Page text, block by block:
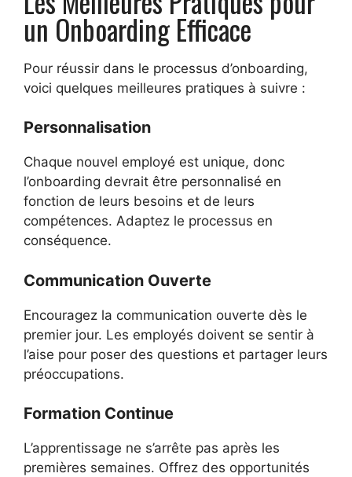
un Onboarding Efficace
Pour réussir dans le processus d’onboarding,
voici quelques meilleures pratiques à suivre :
Personnalisation
Chaque nouvel employé est unique, donc
l’onboarding devrait être personnalisé en
fonction de leurs besoins et de leurs
compétences. Adaptez le processus en
conséquence.
Communication Ouverte
Encouragez la communication ouverte dès le
premier jour. Les employés doivent se sentir à
l’aise pour poser des questions et partager leurs
préoccupations.
Formation Continue
L’apprentissage ne s’arrête pas après les
premières semaines. Offrez des opportunités